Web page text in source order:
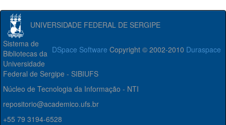
UNIVERSIDADE FEDERAL DE SERGIPE
DSpace Software Copyright © 2002-2010 Duraspace
Sistema de
Bibliotecas da
Universidade
Federal de Sergipe - SIBIUFS
Núcleo de Tecnologia da Informação - NTI
repositorio@academico.ufs.br
+55 79 3194-6528